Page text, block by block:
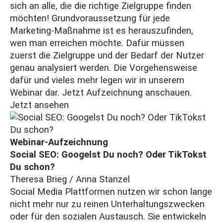
sich an alle, die die richtige Zielgruppe finden
möchten! Grundvoraussetzung für jede
Marketing-Maßnahme ist es herauszufinden,
wen man erreichen möchte. Dafür müssen
zuerst die Zielgruppe und der Bedarf der Nutzer
genau analysiert werden. Die Vorgehensweise
dafür und vieles mehr legen wir in unserem
Webinar dar. Jetzt Aufzeichnung anschauen.
Jetzt ansehen
Webinar-Aufzeichnung
Social SEO: Googelst Du noch? Oder TikTokst
Du schon?
Theresa Brieg / Anna Stanzel
Social Media Plattformen nutzen wir schon lange
nicht mehr nur zu reinen Unterhaltungszwecken
oder für den sozialen Austausch. Sie entwickeln